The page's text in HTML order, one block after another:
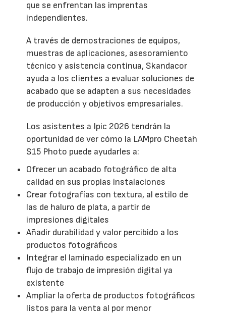
que se enfrentan las imprentas
independientes.
A través de demostraciones de equipos,
muestras de aplicaciones, asesoramiento
técnico y asistencia continua, Skandacor
ayuda a los clientes a evaluar soluciones de
acabado que se adapten a sus necesidades
de producción y objetivos empresariales.
Los asistentes a Ipic 2026 tendrán la
oportunidad de ver cómo la LAMpro Cheetah
S15 Photo puede ayudarles a:
Ofrecer un acabado fotográfico de alta
calidad en sus propias instalaciones
Crear fotografías con textura, al estilo de
las de haluro de plata, a partir de
impresiones digitales
Añadir durabilidad y valor percibido a los
productos fotográficos
Integrar el laminado especializado en un
flujo de trabajo de impresión digital ya
existente
Ampliar la oferta de productos fotográficos
listos para la venta al por menor